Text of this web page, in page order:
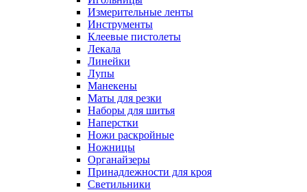
Измерительные ленты
Инструменты
Клеевые пистолеты
Лекала
Линейки
Лупы
Манекены
Маты для резки
Наборы для шитья
Наперстки
Ножи раскройные
Ножницы
Органайзеры
Принадлежности для кроя
Светильники